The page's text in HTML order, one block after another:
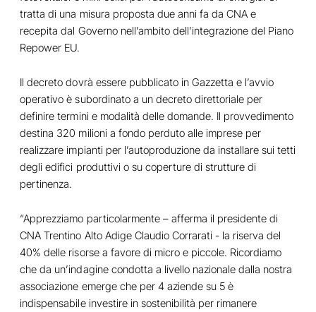
tratta di una misura proposta due anni fa da CNA e
recepita dal Governo nell’ambito dell’integrazione del Piano
Repower EU.
Il decreto dovrà essere pubblicato in Gazzetta e l’avvio
operativo è subordinato a un decreto direttoriale per
definire termini e modalità delle domande. Il provvedimento
destina 320 milioni a fondo perduto alle imprese per
realizzare impianti per l’autoproduzione da installare sui tetti
degli edifici produttivi o su coperture di strutture di
pertinenza.
“Apprezziamo particolarmente – afferma il presidente di
CNA Trentino Alto Adige Claudio Corrarati - la riserva del
40% delle risorse a favore di micro e piccole. Ricordiamo
che da un’indagine condotta a livello nazionale dalla nostra
associazione emerge che per 4 aziende su 5 è
indispensabile investire in sostenibilità per rimanere